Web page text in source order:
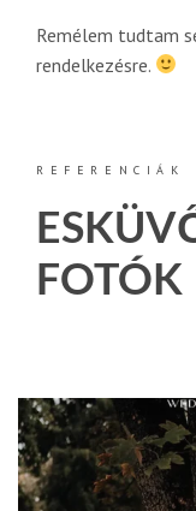
Remélem tudtam
rendelkezésre.
REFERENCIÁK
FOTÓK